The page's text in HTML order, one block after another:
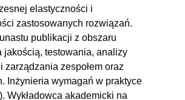
elastyczności i
zastosowanych rozwiązań.
publikacji z obszaru
jakością, testowania, analizy
zarządzania zespołem oraz
Inżynieria wymagań w praktyce
Wykładowca akademicki na